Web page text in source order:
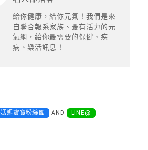
給你健康，給你元氣！我們是來
自聯合報系家族、最有活力的元
氣網，給你最需要的保健、疾
病、樂活訊息！
媽媽寶寶粉絲團 AND LINE@